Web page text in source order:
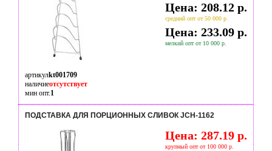
Цена: 208.12 р.
средний опт от 50 000 р.
Цена: 233.09 р.
мелкий опт от 10 000 р.
артикулkt001709
наличиеотсутствует
мин опт.1
ПОДСТАВКА ДЛЯ ПОРЦИОННЫХ СЛИВОК JCH-1162
Цена: 287.19 р.
крупный опт от 100 000 р.